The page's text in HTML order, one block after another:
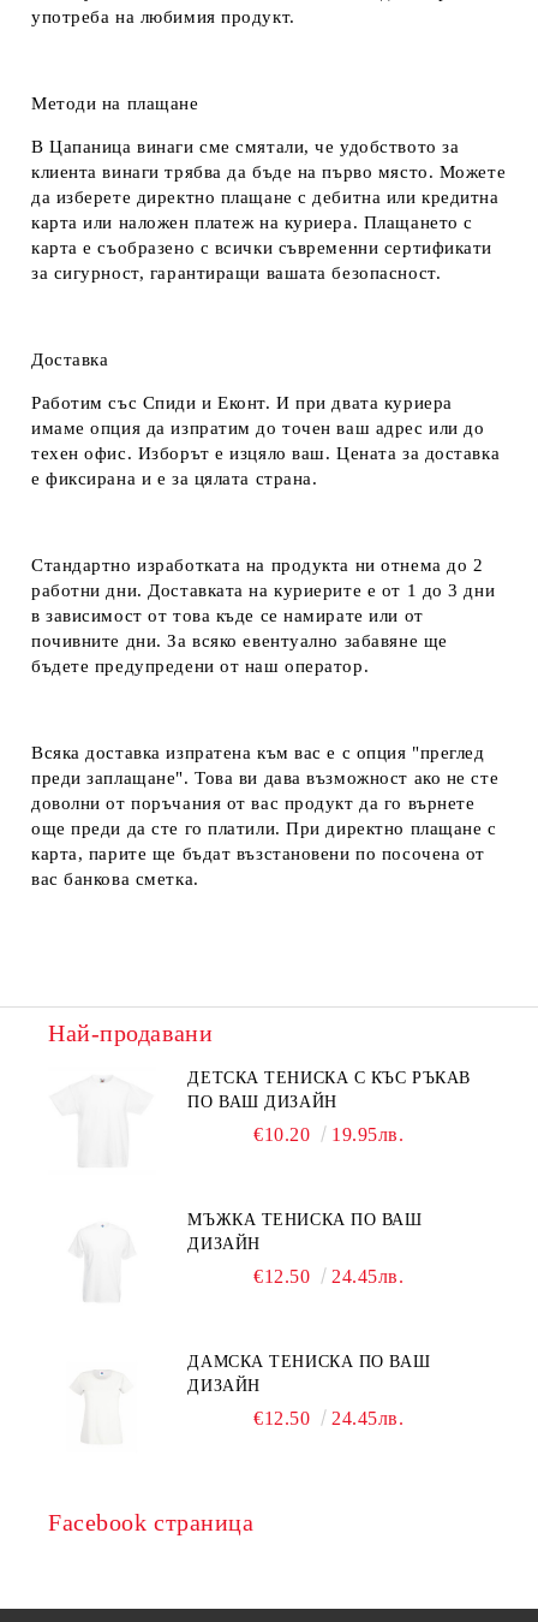
употреба на любимия продукт.
Методи на плащане
В Цапаница винаги сме смятали, че удобството за
клиента винаги трябва да бъде на първо място. Можете
да изберете директно плащане с дебитна или кредитна
карта или наложен платеж на куриера. Плащането с
карта е съобразено с всички съвременни сертификати
за сигурност, гарантиращи вашата безопасност.
Доставка
Работим със Спиди и Еконт. И при двата куриера
имаме опция да изпратим до точен ваш адрес или до
техен офис. Изборът е изцяло ваш. Цената за доставка
е фиксирана и е за цялата страна.
Стандартно изработката на продукта ни отнема до 2
работни дни. Доставката на куриерите е от 1 до 3 дни
в зависимост от това къде се намирате или от
почивните дни. За всяко евентуално забавяне ще
бъдете предупредени от наш оператор.
Всяка доставка изпратена към вас е с опция "преглед
преди заплащане". Това ви дава възможност ако не сте
доволни от поръчания от вас продукт да го върнете
още преди да сте го платили. При директно плащане с
карта, парите ще бъдат възстановени по посочена от
вас банкова сметка.
Най-продавани
ДЕТСКА ТЕНИСКА С КЪС РЪКАВ
ПО ВАШ ДИЗАЙН
€10.20 19.95лв.
МЪЖКА ТЕНИСКА ПО ВАШ
ДИЗАЙН
€12.50 24.45лв.
ДАМСКА ТЕНИСКА ПО ВАШ
ДИЗАЙН
€12.50 24.45лв.
Facebook страница